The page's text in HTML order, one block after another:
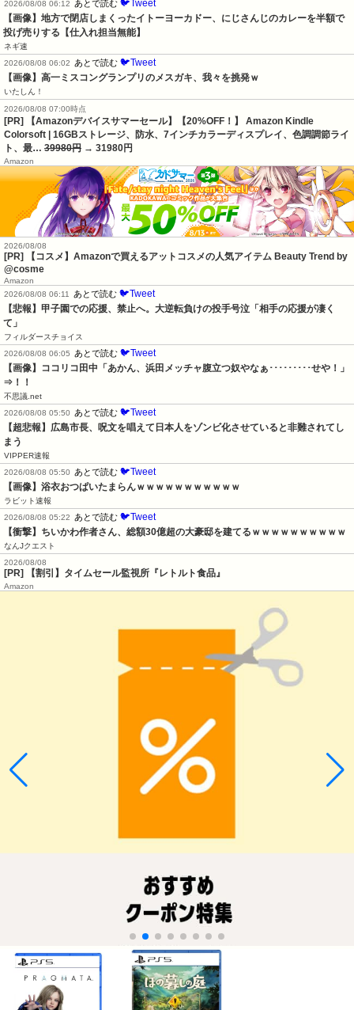
2026/08/08 06:12
あとで読む 🐦Tweet
【画像】地方で閉店しまくったイトーヨーカドー、にじさんじのカレーを半額で
投げ売りする【仕入れ担当無能】
ネギ速
2026/08/08 06:02
あとで読む 🐦Tweet
【画像】高一ミスコングランプリのメスガキ、我々を挑発ｗ
いたしん！
2026/08/08 07:00時点
[PR] 【Amazonデバイスサマーセール】【20%OFF！】 Amazon Kindle
Colorsoft | 16GBストレージ、防水、7インチカラーディスプレイ、色調調節ライ
ト、最… 39980円 → 31980円
Amazon
2026/08/08
[PR] 【コスメ】Amazonで買えるアットコスメの人気アイテム Beauty Trend by
@cosme
Amazon
2026/08/08 06:11
あとで読む 🐦Tweet
【悲報】甲子園での応援、禁止へ。大逆転負けの投手号泣「相手の応援が凄く
て」
フィルダースチョイス
2026/08/08 06:05
あとで読む 🐦Tweet
【画像】ココリコ田中「あかん、浜田メッチャ腹立つ奴やなぁ･････････せや！」
⇒！！
不思議.net
2026/08/08 05:50
あとで読む 🐦Tweet
【超悲報】広島市長、呪文を唱えて日本人をゾンビ化させていると非難されてし
まう
VIPPER速報
2026/08/08 05:50
あとで読む 🐦Tweet
【画像】浴衣おつぱいたまらんｗｗｗｗｗｗｗｗｗｗｗ
ラビット速報
2026/08/08 05:22
あとで読む 🐦Tweet
【衝撃】ちいかわ作者さん、総額30億超の大豪邸を建てるｗｗｗｗｗｗｗｗｗｗ
なんJクエスト
2026/08/08
[PR] 【割引】タイムセール監視所『レトルト食品』
Amazon